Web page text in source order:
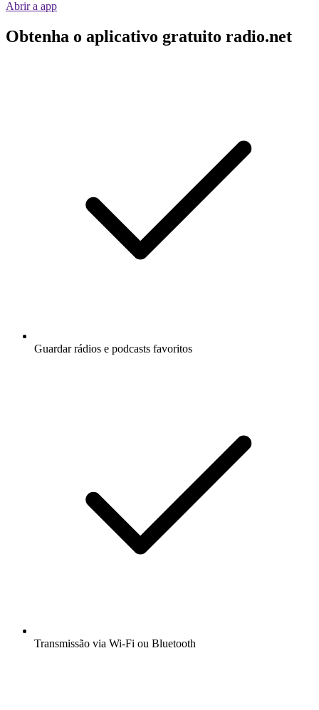
Abrir a app
Obtenha o aplicativo gratuito radio.net
Guardar rádios e podcasts favoritos
Transmissão via Wi-Fi ou Bluetooth